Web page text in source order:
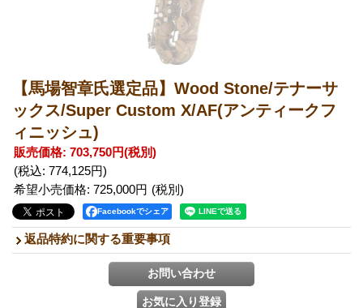
【馬場智章氏選定品】Wood Stone/テナーサ
ックス/Super Custom X/AF(アンティークフ
ィニッシュ)
販売価格: 703,750円(税別)
(税込: 774,125円)
希望小売価格: 725,000円
Facebookでシェア
返品特約に関する重要事項